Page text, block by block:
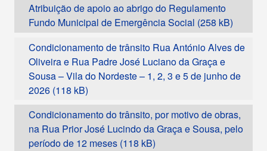
Atribuição de apoio ao abrigo do Regulamento
Fundo Municipal de Emergência Social
Condicionamento de trânsito Rua António Alves de
Oliveira e Rua Padre José Luciano da Graça e
Sousa – Vila do Nordeste – 1, 2, 3 e 5 de junho de
2026
Condicionamento do trânsito, por motivo de obras,
na Rua Prior José Lucindo da Graça e Sousa, pelo
período de 12 meses